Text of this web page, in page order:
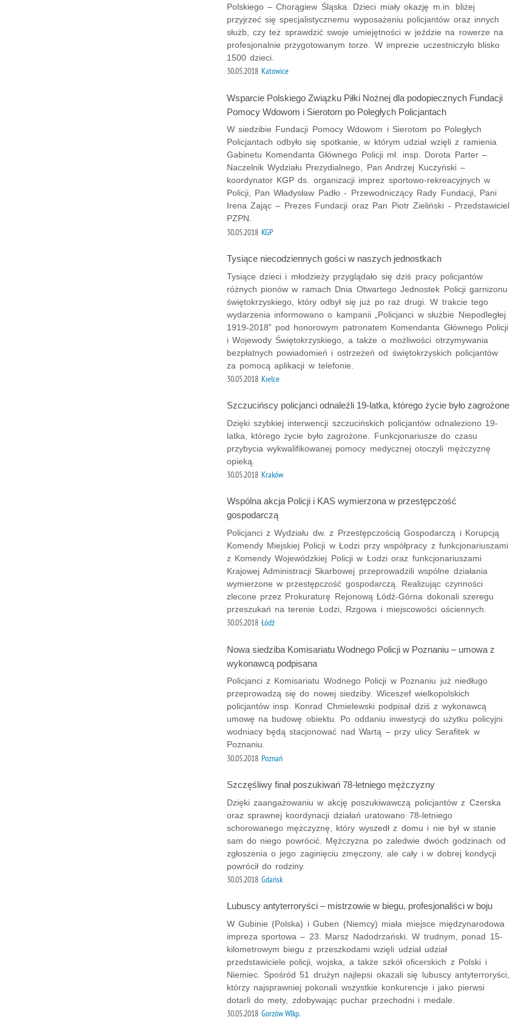
Polskiego – Chorągiew Śląska. Dzieci miały okazję m.in. bliżej
przyjrzeć się specjalistycznemu wyposażeniu policjantów oraz innych
służb, czy też sprawdzić swoje umiejętności w jeździe na rowerze na
profesjonalnie przygotowanym torze. W imprezie uczestniczyło blisko
1500 dzieci.
30.05.2018 Katowice
Wsparcie Polskiego Związku Piłki Nożnej dla podopiecznych Fundacji
Pomocy Wdowom i Sierotom po Poległych Policjantach
W siedzibie Fundacji Pomocy Wdowom i Sierotom po Poległych
Policjantach odbyło się spotkanie, w którym udział wzięli z ramienia
Gabinetu Komendanta Głównego Policji mł. insp. Dorota Parter –
Naczelnik Wydziału Prezydialnego, Pan Andrzej Kuczyński –
koordynator KGP ds. organizacji imprez sportowo-rekreacyjnych w
Policji, Pan Władysław Padło - Przewodniczący Rady Fundacji, Pani
Irena Zając – Prezes Fundacji oraz Pan Piotr Zieliński - Przedstawiciel
PZPN.
30.05.2018 KGP
Tysiące niecodziennych gości w naszych jednostkach
Tysiące dzieci i młodzieży przyglądało się dziś pracy policjantów
różnych pionów w ramach Dnia Otwartego Jednostek Policji garnizonu
świętokrzyskiego, który odbył się już po raz drugi. W trakcie tego
wydarzenia informowano o kampanii „Policjanci w służbie Niepodległej
1919-2018” pod honorowym patronatem Komendanta Głównego Policji
i Wojewody Świętokrzyskiego, a także o możliwości otrzymywania
bezpłatnych powiadomień i ostrzeżeń od świętokrzyskich policjantów
za pomocą aplikacji w telefonie.
30.05.2018 Kielce
Szczucińscy policjanci odnaleźli 19-latka, którego życie było zagrożone
Dzięki szybkiej interwencji szczucińskich policjantów odnaleziono 19-
latka, którego życie było zagrożone. Funkcjonariusze do czasu
przybycia wykwalifikowanej pomocy medycznej otoczyli mężczyznę
opieką.
30.05.2018 Kraków
Wspólna akcja Policji i KAS wymierzona w przestępczość
gospodarczą
Policjanci z Wydziału dw. z Przestępczością Gospodarczą i Korupcją
Komendy Miejskiej Policji w Łodzi przy współpracy z funkcjonariuszami
z Komendy Wojewódzkiej Policji w Łodzi oraz funkcjonariuszami
Krajowej Administracji Skarbowej przeprowadzili wspólne działania
wymierzone w przestępczość gospodarczą. Realizując czynności
zlecone przez Prokuraturę Rejonową Łódź-Górna dokonali szeregu
przeszukań na terenie Łodzi, Rzgowa i miejscowości ościennych.
30.05.2018 Łódź
Nowa siedziba Komisariatu Wodnego Policji w Poznaniu – umowa z
wykonawcą podpisana
Policjanci z Komisariatu Wodnego Policji w Poznaniu już niedługo
przeprowadzą się do nowej siedziby. Wiceszef wielkopolskich
policjantów insp. Konrad Chmielewski podpisał dziś z wykonawcą
umowę na budowę obiektu. Po oddaniu inwestycji do użytku policyjni
wodniacy będą stacjonować nad Wartą – przy ulicy Serafitek w
Poznaniu.
30.05.2018 Poznań
Szczęśliwy finał poszukiwań 78-letniego mężczyzny
Dzięki zaangażowaniu w akcję poszukiwawczą policjantów z Czerska
oraz sprawnej koordynacji działań uratowano 78-letniego
schorowanego mężczyznę, który wyszedł z domu i nie był w stanie
sam do niego powrócić. Mężczyzna po zaledwie dwóch godzinach od
zgłoszenia o jego zaginięciu zmęczony, ale cały i w dobrej kondycji
powrócił do rodziny.
30.05.2018 Gdańsk
Lubuscy antyterroryści – mistrzowie w biegu, profesjonaliści w boju
W Gubinie (Polska) i Guben (Niemcy) miała miejsce międzynarodowa
impreza sportowa – 23. Marsz Nadodrzański. W trudnym, ponad 15-
kilometrowym biegu z przeszkodami wzięli udział udział
przedstawiciele policji, wojska, a także szkół oficerskich z Polski i
Niemiec. Spośród 51 drużyn najlepsi okazali się lubuscy antyterroryści,
którzy najsprawniej pokonali wszystkie konkurencje i jako pierwsi
dotarli do mety, zdobywając puchar przechodni i medale.
30.05.2018 Gorzów Wlkp.